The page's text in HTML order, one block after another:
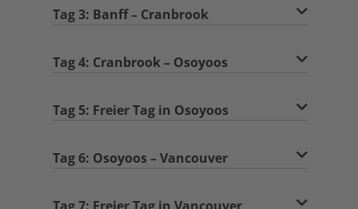
Tag 3: Banff – Cranbrook
Tag 4: Cranbrook – Osoyoos
Tag 5: Freier Tag in Osoyoos
Tag 6: Osoyoos – Vancouver